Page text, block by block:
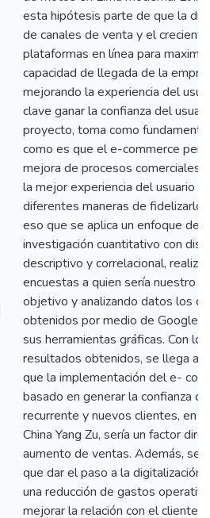
esta hipótesis parte de que la
de canales de venta y el
plataformas en línea para
capacidad de llegada de la
mejorando la experiencia del
clave ganar la confianza del
proyecto, toma como
como es que el e-commerce
mejora de procesos comerciales,
la mejor experiencia del usuario y
diferentes maneras de
eso que se aplica un enfoque de
investigación cuantitativo con
descriptivo y correlacional,
encuestas a quien sería nuestro
objetivo y analizando datos los
obtenidos por medio de Google
sus herramientas gráficas. Con los
resultados obtenidos, se llega a
que la implementación del e-
basado en generar la confianza
recurrente y nuevos clientes, en
China Yang Zu, sería un factor
aumento de ventas. Además, se
que dar el paso a la digitalización
una reducción de gastos
mejorar la relación con el cliente y